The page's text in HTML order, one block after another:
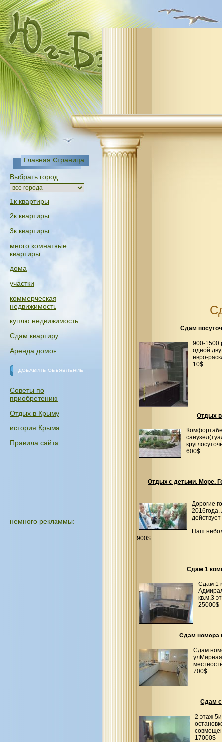
Главная Страница
Выбрать город:
1к квартиры
2к квартиры
3к квартиры
много комнатные
квартиры
дома
участки
коммерческая
недвижимость
куплю недвижимость
Сдам квартиру
Аренда домов
ДОБАВИТЬ ОБЪЯВЛЕНИЕ
Советы по
приобретению
Отдых в Крыму
история Крыма
Правила сайта
немного рекламмы:
Сдам
900-1500
одной
евро-
10$
Отдых в
600$
Отдых с детьми. Море.
Дорогие
2016года.
Наш
900$
Сдам 1
Сдам 1
кв.м,3
25000$
Сдам номера
Сдам
700$
Сдам
2 этаж
17000$